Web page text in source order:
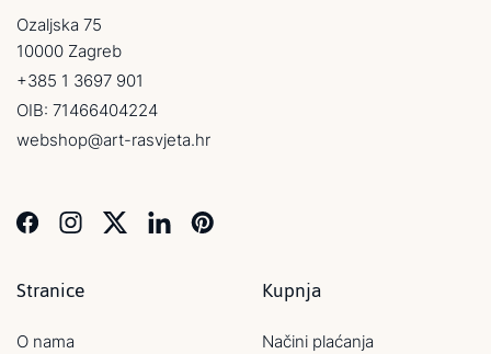
Ozaljska 75
10000 Zagreb
+385 1 3697 901
OIB: 71466404224
webshop@art-rasvjeta.hr
Stranice
O nama
Kupnja
Načini plaćanja